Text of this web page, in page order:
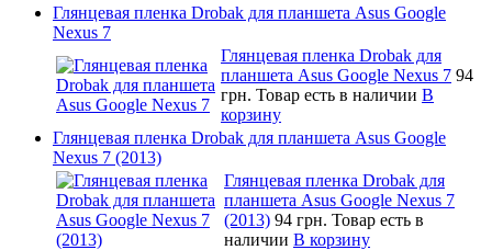
Глянцевая пленка Drobak для планшета Asus Google
Nexus 7
Глянцевая пленка Drobak для
планшета Asus Google Nexus 7 94
грн. Товар есть в наличии В
корзину
Глянцевая пленка Drobak для планшета Asus Google
Nexus 7 (2013)
Глянцевая пленка Drobak для
планшета Asus Google Nexus 7
(2013) 94 грн. Товар есть в
наличии В корзину